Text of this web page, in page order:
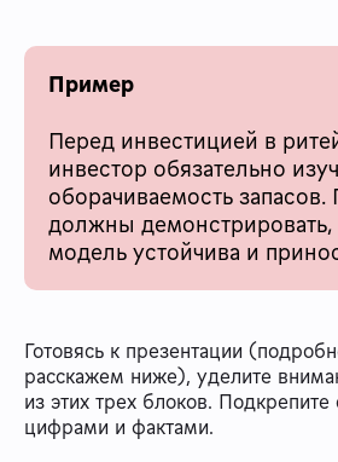
Пример
Перед инвестицией в
инвестор обязательно
оборачиваемость запасов.
должны демонстрировать,
модель устойчива и
Готовясь к презентации
расскажем ниже), уделите
из этих трех блоков.
цифрами и фактами.